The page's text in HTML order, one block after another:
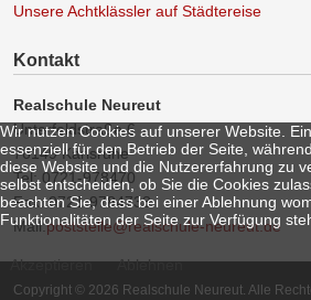
Unsere Achtklässler auf Städtereise
Kontakt
Realschule Neureut
Unterfeldstraße 6
76149 Karlsruhe
Tel: 0721-978470
Fax: 0721-9784733
Mail:poststelle@realschule-neureut.de
Copyright © 2026 Realschule Neureut. Alle
Wir nutzen Cookies auf unserer Website.
essenziell für den Betrieb der Seite,
diese Website und die Nutzererfahrung zu
selbst entscheiden, ob Sie die Cookies
beachten Sie, dass bei einer Ablehnung
Funktionalitäten der Seite zur Verfügung
Akzeptieren Ablehnen